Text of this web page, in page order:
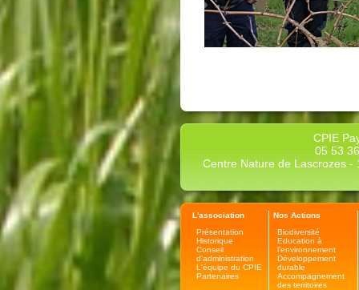
CPIE
05 53
Centre Nature de Lascrozes -
L'association
Présentation
Historique
Conseil
d'administration
L'équipe du CPIE
Partenaires
Nos Actions
Biodiversité
Education à
l'environnement
Développement
durable
Accompagnement
des territoires